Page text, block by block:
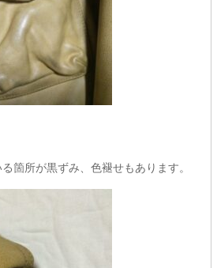
箇所が黒ずみ、色褪せもあります。